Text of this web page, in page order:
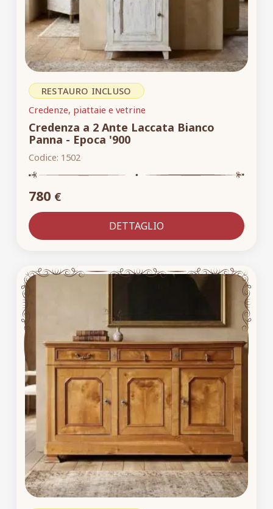
RESTAURO INCLUSO
Credenze, piattaie e vetrine
Credenza a 2 Ante Laccata Bianco
Panna - Epoca '900
Codice: 1502
780 €
DETTAGLIO